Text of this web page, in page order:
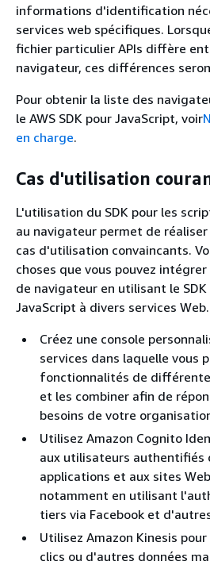
informations d'identification
services web spécifiques.
fichier particulier APIs diffère
navigateur, ces différences
Pour obtenir la liste des
le AWS SDK pour JavaScript, voir
en charge.
Cas d'utilisation
L'utilisation du SDK pour les
au navigateur permet de
cas d'utilisation convaincants.
choses que vous pouvez
de navigateur en utilisant le
JavaScript à divers services Web.
Créez une console
services dans laquelle vous
fonctionnalités de
et les combiner afin de
besoins de votre
Utilisez Amazon Cognito
aux utilisateurs authentifiés
applications et aux sites
notamment en utilisant
tiers via Facebook et
Utilisez Amazon Kinesis
clics ou d'autres données